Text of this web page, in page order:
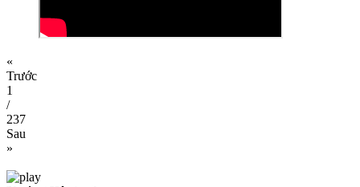
«
Trước
1
/
237
Sau
»